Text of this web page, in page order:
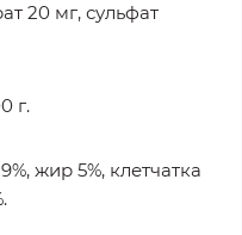
20 мг, сульфат
г.
жир 5%, клетчатка